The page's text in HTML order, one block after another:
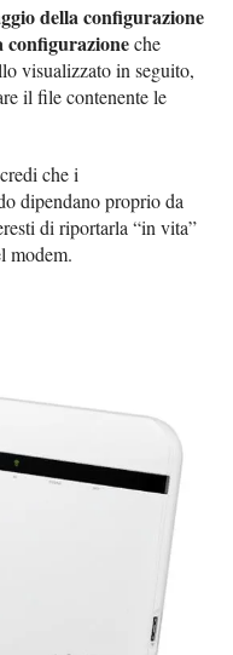
della configurazione
configurazioneche
visualizzato in seguito,
il file contenente le
che i
dipendano proprio da
di riportarla “in vita”
modem.